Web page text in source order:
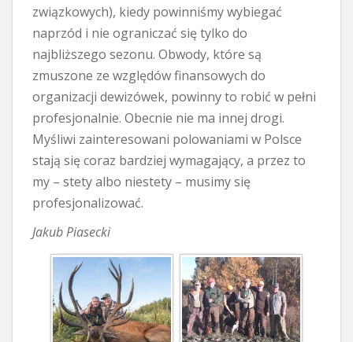
związkowych), kiedy powinniśmy wybiegać
naprzód i nie ograniczać się tylko do
najbliższego sezonu. Obwody, które są
zmuszone ze względów finansowych do
organizacji dewizówek, powinny to robić w pełni
profesjonalnie. Obecnie nie ma innej drogi.
Myśliwi zainteresowani polowaniami w Polsce
stają się coraz bardziej wymagający, a przez to
my – stety albo niestety – musimy się
profesjonalizować.
Jakub Piasecki